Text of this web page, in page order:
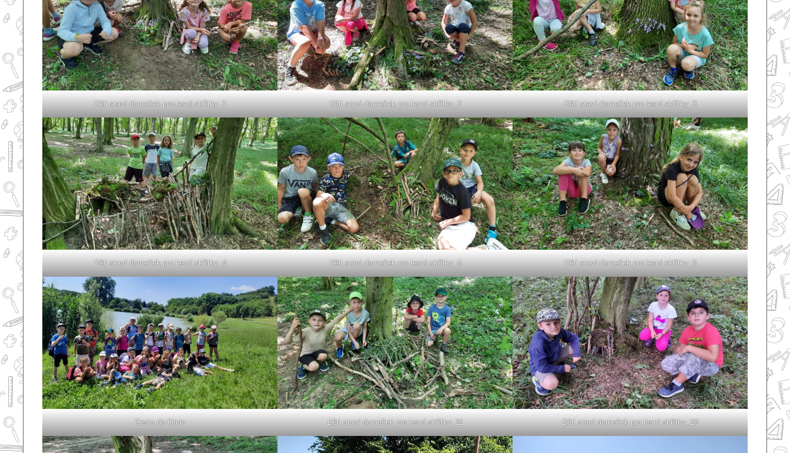
Děti staví domeček pro lesní skřítky_1 Děti staví domeček pro lesní skřítky_2 Děti staví domeček pro lesní skřítky_3
Děti staví domeček pro lesní skřítky_4 Děti staví domeček pro lesní skřítky_5 Děti staví domeček pro lesní skřítky_6
Cesta do Otnic Děti staví domeček pro lesní skřítky_11 Děti staví domeček pro lesní skřítky_10